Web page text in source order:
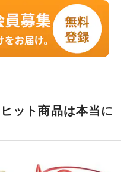
ット商品は本当に